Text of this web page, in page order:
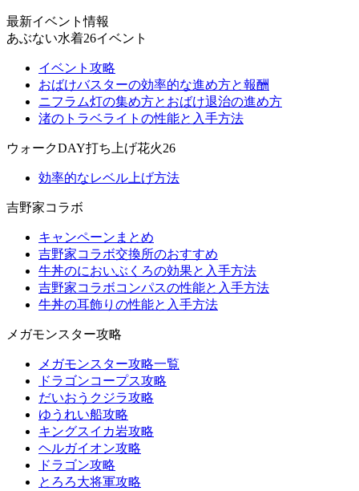
最新イベント情報
あぶない水着26イベント
イベント攻略
おばけバスターの効率的な進め方と報酬
ニフラム灯の集め方とおばけ退治の進め方
渚のトラベライトの性能と入手方法
ウォークDAY打ち上げ花火26
効率的なレベル上げ方法
吉野家コラボ
キャンペーンまとめ
吉野家コラボ交換所のおすすめ
牛丼のにおいぶくろの効果と入手方法
吉野家コラボコンパスの性能と入手方法
牛丼の耳飾りの性能と入手方法
メガモンスター攻略
メガモンスター攻略一覧
ドラゴンコープス攻略
だいおうクジラ攻略
ゆうれい船攻略
キングスイカ岩攻略
ヘルガイオン攻略
ドラゴン攻略
とろろ大将軍攻略